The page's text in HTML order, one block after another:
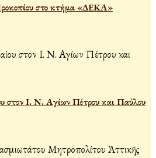
στο κτήμα «ΔΕΚΑ»
στον Ι. Ν. Αγίων Πέτρου και Παύλου